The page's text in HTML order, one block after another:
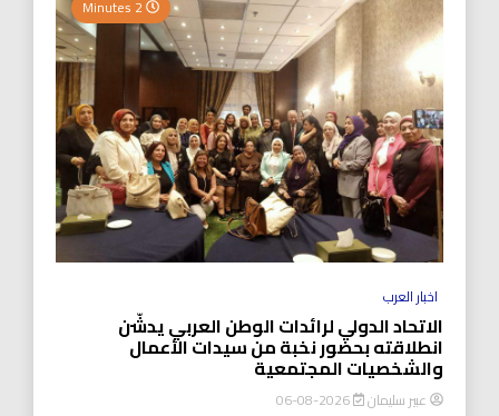
اخبار العرب
الاتحاد الدولي لرائدات الوطن العربي يدشّن
انطلاقته بحضور نخبة من سيدات الأعمال
والشخصيات المجتمعية
عبير سليمان 2026-08-06